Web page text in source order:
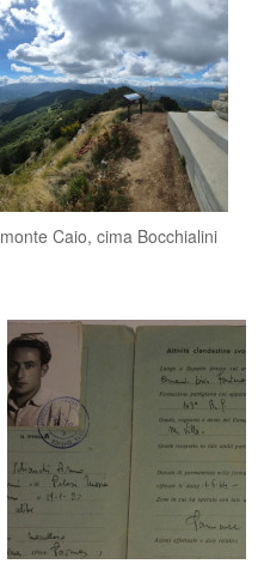
monte Caio, cima Bocchialini